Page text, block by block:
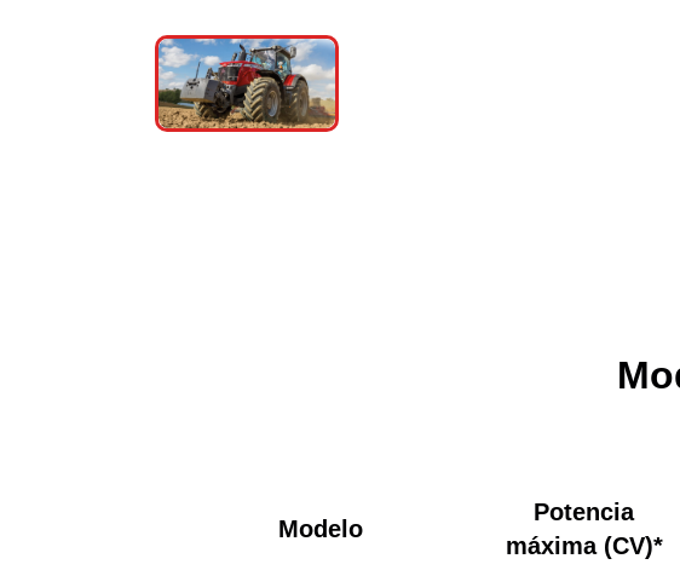
Modelo
Potencia
máxima (CV)*